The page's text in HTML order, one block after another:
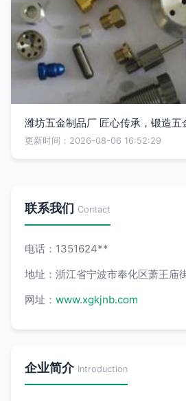
潍坊五金制品厂 匠心传承，锻造五
更新时间：2026-08-06 16:52:29
联系我们 Contact
电话：1351624**
地址：浙江省宁波市奉化区萧王庙
网址： www.xgkjnb.com
企业简介 Introduction